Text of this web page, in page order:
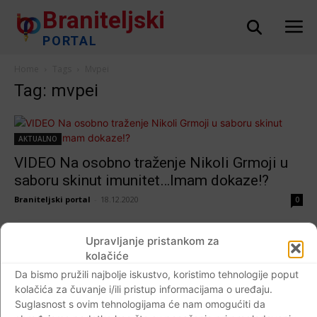
Upravljanje pristankom za
kolačiće
Da bismo pružili najbolje iskustvo, koristimo tehnologije poput
kolačića za čuvanje i/ili pristup informacijama o uređaju.
Suglasnost s ovim tehnologijama će nam omogućiti da
Braniteljski
PORTAL
Tag: mvpei
AKTUALNO
VIDEO Na osobno traženje Nikoli Grmoji u
saboru skinut imunitet…Imam dokaze!?
Braniteljski portal 18.12.2020 0
(VIDEO) NA OVAJ ČINJENIČNI ODGOVOR
PUPOVAC JE MUDRO ZAŠUTIO I